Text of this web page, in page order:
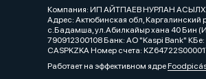
Компания: ИП АЙТПАЕВ НУРЛАН
Адрес: Актюбинская обл, Каргалинский
с.Бадамша, ул.Абилкайыр хана 40 Бин
790912300108 Банк: АО "Kaspi Bank" КБе:
CASPKZKA Номер счета:
Работает на эффективном ядре